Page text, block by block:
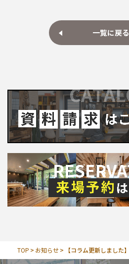
∟スタッフ紹介
∟資料請求
∟来場予約
一覧に戻る
TOP お知らせ